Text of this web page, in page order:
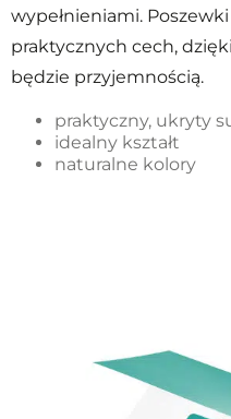
wypełnieniami.
praktycznych cech,
będzie przyjemnością.
praktyczny, ukryty
idealny kształt
naturalne kolory